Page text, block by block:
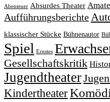
Abenteuer Absurdes Theater
Aufführungsberichte
klassischer Stücke Bühnenautor
Spiel Ernstes
Gesellschaftskritik
Jugendtheater
Kindertheater